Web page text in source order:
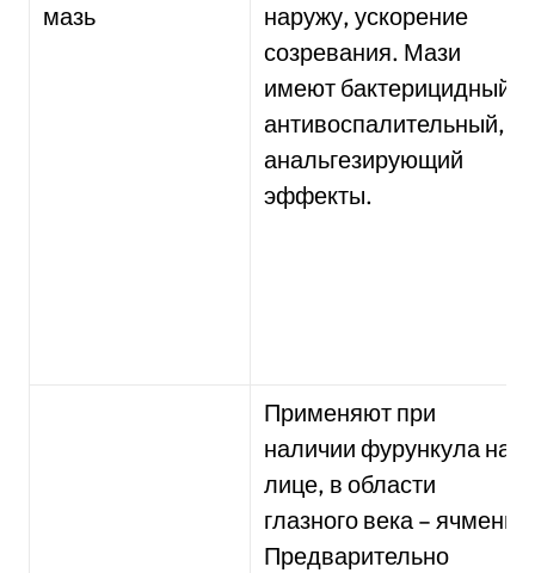
мазь
наружу, ускорение
созревания. Мази
имеют бактерицидный,
антивоспалительный,
анальгезирующий
эффекты.
Применяют при
наличии фурункула на
лице, в области
глазного века – ячмень.
Предварительно